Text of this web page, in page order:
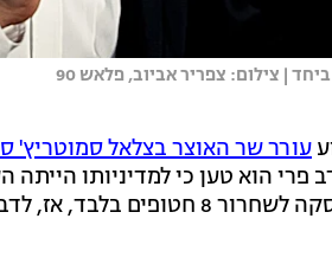
| צילום: צפריר אביוב, פלאש 90
עורר שר האוצר בצלאל סמוטריץ'
פרי הוא טען כי למדיניותו
בינואר 2025 התגלגלה עסקה